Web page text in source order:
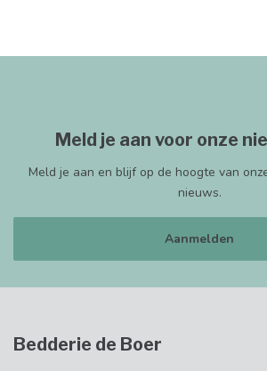
Meld je aan voor onze
Meld je aan en blijf op de hoogte van
nieuws.
Aanmelden
Bedderie de Boer